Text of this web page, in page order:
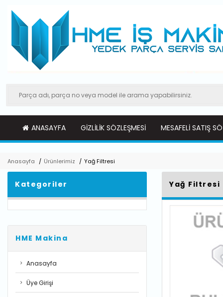
ANASAYFA GIZLILIK SÖZLEŞMESI MESAFELI SATIŞ
Anasayfa / Ürünlerimiz / Yağ Filtresi
Kategoriler
HME Makina
Anasayfa
Üye Girişi
Yağ Filtresi